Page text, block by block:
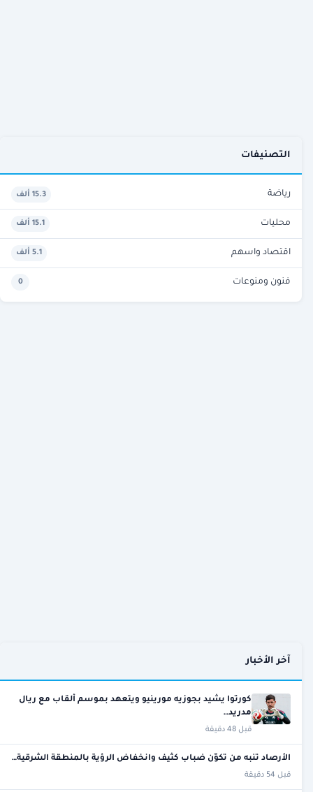
التصنيفات
رياضة 15.3 ألف
محليات 15.1 ألف
اقتصاد واسهم 5.1 ألف
فنون ومنوعات 0
آخر الأخبار
كورتوا يشيد بجوزيه مورينيو ويتعهد بموسم ألقاب مع ريال
مدريد…
قبل 48 دقيقة
الأرصاد تنبه من تكوّن ضباب كثيف وانخفاض الرؤية بالمنطقة الشرقية…
قبل 54 دقيقة